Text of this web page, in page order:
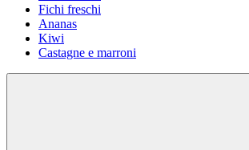
Fichi freschi
Ananas
Kiwi
Castagne e marroni